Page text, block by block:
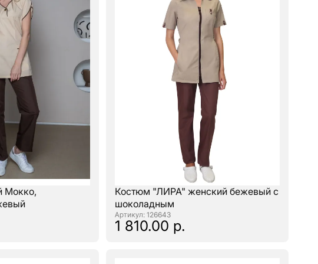
Мокко,
Костюм "ЛИРА" женский бежевый с
шоколадным
: 126643
1 810.00 р.